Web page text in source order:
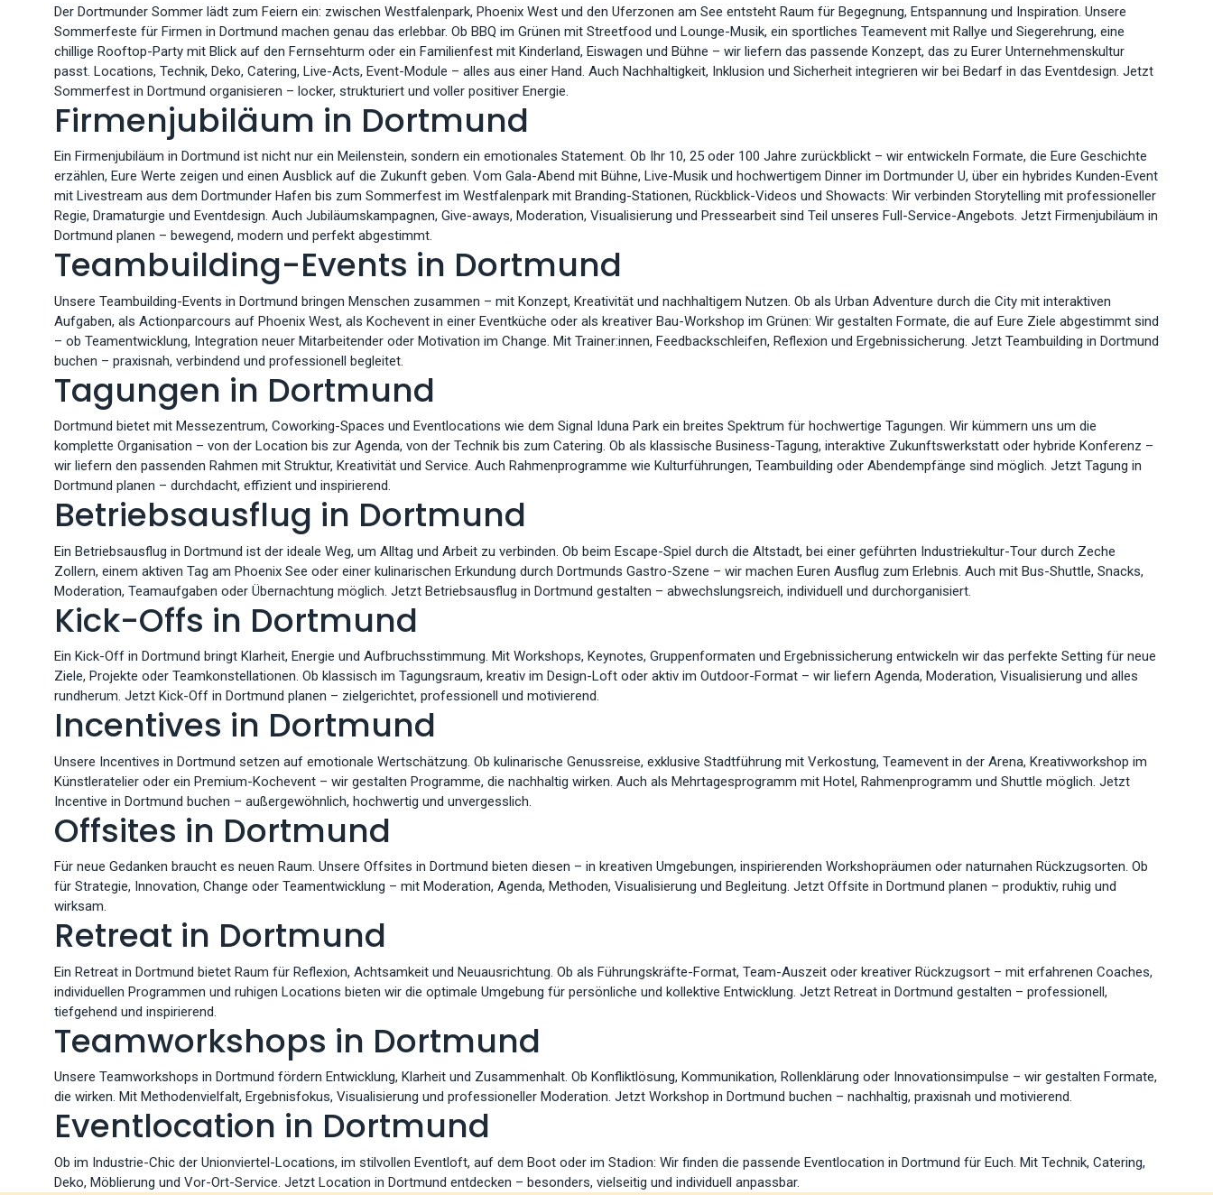
Der Dortmunder Sommer lädt zum Feiern ein: zwischen Westfalenpark, Phoenix West und den Uferzonen am See entsteht Raum für Begegnung, Entspannung und Inspiration. Unsere
Sommerfeste für Firmen in Dortmund machen genau das erlebbar. Ob BBQ im Grünen mit Streetfood und Lounge-Musik, ein sportliches Teamevent mit Rallye und Siegerehrung, eine
chillige Rooftop-Party mit Blick auf den Fernsehturm oder ein Familienfest mit Kinderland, Eiswagen und Bühne – wir liefern das passende Konzept, das zu Eurer Unternehmenskultur
passt. Locations, Technik, Deko, Catering, Live-Acts, Event-Module – alles aus einer Hand. Auch Nachhaltigkeit, Inklusion und Sicherheit integrieren wir bei Bedarf in das Eventdesign. Jetzt
Sommerfest in Dortmund organisieren – locker, strukturiert und voller positiver Energie.
Firmenjubiläum in Dortmund
Ein Firmenjubiläum in Dortmund ist nicht nur ein Meilenstein, sondern ein emotionales Statement. Ob Ihr 10, 25 oder 100 Jahre zurückblickt – wir entwickeln Formate, die Eure Geschichte
erzählen, Eure Werte zeigen und einen Ausblick auf die Zukunft geben. Vom Gala-Abend mit Bühne, Live-Musik und hochwertigem Dinner im Dortmunder U, über ein hybrides Kunden-Event
mit Livestream aus dem Dortmunder Hafen bis zum Sommerfest im Westfalenpark mit Branding-Stationen, Rückblick-Videos und Showacts: Wir verbinden Storytelling mit professioneller
Regie, Dramaturgie und Eventdesign. Auch Jubiläumskampagnen, Give-aways, Moderation, Visualisierung und Pressearbeit sind Teil unseres Full-Service-Angebots. Jetzt Firmenjubiläum in
Dortmund planen – bewegend, modern und perfekt abgestimmt.
Teambuilding-Events in Dortmund
Unsere Teambuilding-Events in Dortmund bringen Menschen zusammen – mit Konzept, Kreativität und nachhaltigem Nutzen. Ob als Urban Adventure durch die City mit interaktiven
Aufgaben, als Actionparcours auf Phoenix West, als Kochevent in einer Eventküche oder als kreativer Bau-Workshop im Grünen: Wir gestalten Formate, die auf Eure Ziele abgestimmt sind
– ob Teamentwicklung, Integration neuer Mitarbeitender oder Motivation im Change. Mit Trainer:innen, Feedbackschleifen, Reflexion und Ergebnissicherung. Jetzt Teambuilding in Dortmund
buchen – praxisnah, verbindend und professionell begleitet.
Tagungen in Dortmund
Dortmund bietet mit Messezentrum, Coworking-Spaces und Eventlocations wie dem Signal Iduna Park ein breites Spektrum für hochwertige Tagungen. Wir kümmern uns um die
komplette Organisation – von der Location bis zur Agenda, von der Technik bis zum Catering. Ob als klassische Business-Tagung, interaktive Zukunftswerkstatt oder hybride Konferenz –
wir liefern den passenden Rahmen mit Struktur, Kreativität und Service. Auch Rahmenprogramme wie Kulturführungen, Teambuilding oder Abendempfänge sind möglich. Jetzt Tagung in
Dortmund planen – durchdacht, effizient und inspirierend.
Betriebsausflug in Dortmund
Ein Betriebsausflug in Dortmund ist der ideale Weg, um Alltag und Arbeit zu verbinden. Ob beim Escape-Spiel durch die Altstadt, bei einer geführten Industriekultur-Tour durch Zeche
Zollern, einem aktiven Tag am Phoenix See oder einer kulinarischen Erkundung durch Dortmunds Gastro-Szene – wir machen Euren Ausflug zum Erlebnis. Auch mit Bus-Shuttle, Snacks,
Moderation, Teamaufgaben oder Übernachtung möglich. Jetzt Betriebsausflug in Dortmund gestalten – abwechslungsreich, individuell und durchorganisiert.
Kick-Offs in Dortmund
Ein Kick-Off in Dortmund bringt Klarheit, Energie und Aufbruchsstimmung. Mit Workshops, Keynotes, Gruppenformaten und Ergebnissicherung entwickeln wir das perfekte Setting für neue
Ziele, Projekte oder Teamkonstellationen. Ob klassisch im Tagungsraum, kreativ im Design-Loft oder aktiv im Outdoor-Format – wir liefern Agenda, Moderation, Visualisierung und alles
rundherum. Jetzt Kick-Off in Dortmund planen – zielgerichtet, professionell und motivierend.
Incentives in Dortmund
Unsere Incentives in Dortmund setzen auf emotionale Wertschätzung. Ob kulinarische Genussreise, exklusive Stadtführung mit Verkostung, Teamevent in der Arena, Kreativworkshop im
Künstleratelier oder ein Premium-Kochevent – wir gestalten Programme, die nachhaltig wirken. Auch als Mehrtagesprogramm mit Hotel, Rahmenprogramm und Shuttle möglich. Jetzt
Incentive in Dortmund buchen – außergewöhnlich, hochwertig und unvergesslich.
Offsites in Dortmund
Für neue Gedanken braucht es neuen Raum. Unsere Offsites in Dortmund bieten diesen – in kreativen Umgebungen, inspirierenden Workshopräumen oder naturnahen Rückzugsorten. Ob
für Strategie, Innovation, Change oder Teamentwicklung – mit Moderation, Agenda, Methoden, Visualisierung und Begleitung. Jetzt Offsite in Dortmund planen – produktiv, ruhig und
wirksam.
Retreat in Dortmund
Ein Retreat in Dortmund bietet Raum für Reflexion, Achtsamkeit und Neuausrichtung. Ob als Führungskräfte-Format, Team-Auszeit oder kreativer Rückzugsort – mit erfahrenen Coaches,
individuellen Programmen und ruhigen Locations bieten wir die optimale Umgebung für persönliche und kollektive Entwicklung. Jetzt Retreat in Dortmund gestalten – professionell,
tiefgehend und inspirierend.
Teamworkshops in Dortmund
Unsere Teamworkshops in Dortmund fördern Entwicklung, Klarheit und Zusammenhalt. Ob Konfliktlösung, Kommunikation, Rollenklärung oder Innovationsimpulse – wir gestalten Formate,
die wirken. Mit Methodenvielfalt, Ergebnisfokus, Visualisierung und professioneller Moderation. Jetzt Workshop in Dortmund buchen – nachhaltig, praxisnah und motivierend.
Eventlocation in Dortmund
Ob im Industrie-Chic der Unionviertel-Locations, im stilvollen Eventloft, auf dem Boot oder im Stadion: Wir finden die passende Eventlocation in Dortmund für Euch. Mit Technik, Catering,
Deko, Möblierung und Vor-Ort-Service. Jetzt Location in Dortmund entdecken – besonders, vielseitig und individuell anpassbar.